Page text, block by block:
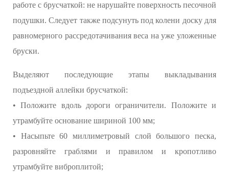
работе с брусчаткой: не нарушайте поверхность песочной
подушки. Следует также подсунуть под колени доску для
равномерного рассредотачивания веса на уже уложенные
бруски.
Выделяют последующие этапы выкладывания
подъездной аллейки брусчаткой:
• Положите вдоль дороги ограничители. Положите и
утрамбуйте основание шириной 100 мм;
• Насыпьте 60 миллиметровый слой большого песка,
разровняйте граблями и правилом и кропотливо
утрамбуйте виброплитой;